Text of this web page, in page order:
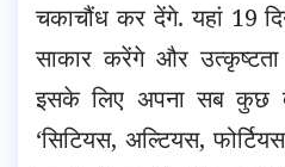
चकाचौंध कर देंगे. यहां 19
साकार करेंगे और
इसके लिए अपना सब कुछ
‘सिटियस, अल्टियस,